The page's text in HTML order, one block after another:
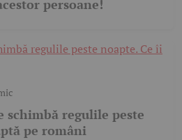
persoane!
schimbă regulile peste
pe români